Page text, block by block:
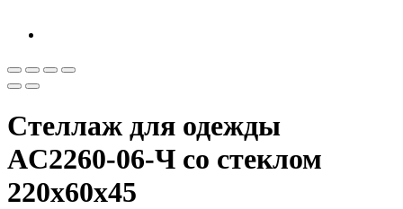
Стеллаж для одежды
AС2260-06-Ч со стеклом
220х60х45